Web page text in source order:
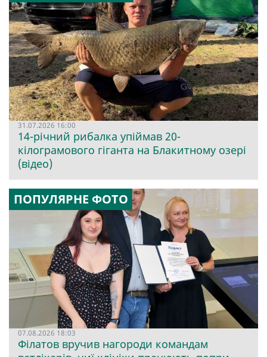
31.07.2026 16:00
14-річний рибалка упіймав 20-
кілограмового гіганта на Блакитному озері
(відео)
ПОПУЛЯРНЕ ФОТО
07.08.2026 18:03
Філатов вручив нагороди командам